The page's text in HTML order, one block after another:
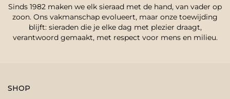
Sinds 1982 maken we elk sieraad met de hand, van vader op
zoon. Ons vakmanschap evolueert, maar onze toewijding
blijft: sieraden die je elke dag met plezier draagt,
verantwoord gemaakt, met respect voor mens en milieu.
SHOP